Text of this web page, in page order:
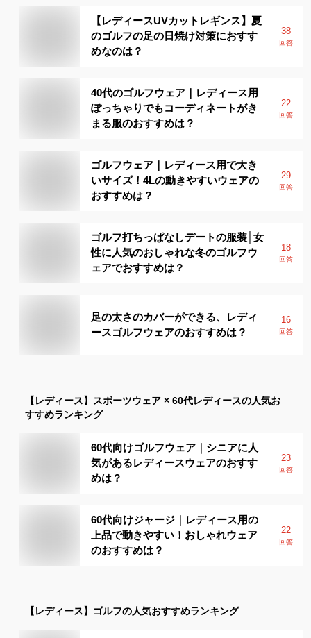
【レディースUVカットレギンス】夏
のゴルフの足の日焼け対策におすす
めなのは？
38
回答
40代のゴルフウェア｜レディース用
ぽっちゃりでもコーディネートがき
まる服のおすすめは？
22
回答
ゴルフウェア｜レディース用で大き
いサイズ！4Lの動きやすいウェアの
おすすめは？
29
回答
ゴルフ打ちっぱなしデートの服装│女
性に人気のおしゃれな冬のゴルフウ
ェアでおすすめは？
18
回答
足の太さのカバーができる、レディ
ースゴルフウェアのおすすめは？
16
回答
【レディース】 スポーツウェア × 60代レディースの人気お
すすめランキング
60代向けゴルフウェア｜シニアに人
気があるレディースウェアのおすす
めは？
23
回答
60代向けジャージ｜レディース用の
上品で動きやすい！おしゃれウェア
のおすすめは？
22
回答
【レディース】 ゴルフの人気おすすめランキング